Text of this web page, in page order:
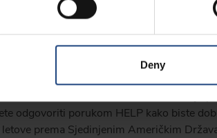
Deny
vezanih uz let te se neće
Država ili Kanade, SMS
odgovoriti porukom HELP kako biste
prema Sjedinjenim Američkim